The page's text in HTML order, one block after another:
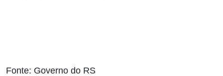
Fonte: Governo do RS